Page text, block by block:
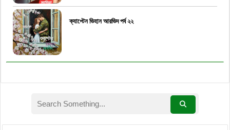
ক্যাপ্টেন ভিহান আরভিদ পর্ব ২২